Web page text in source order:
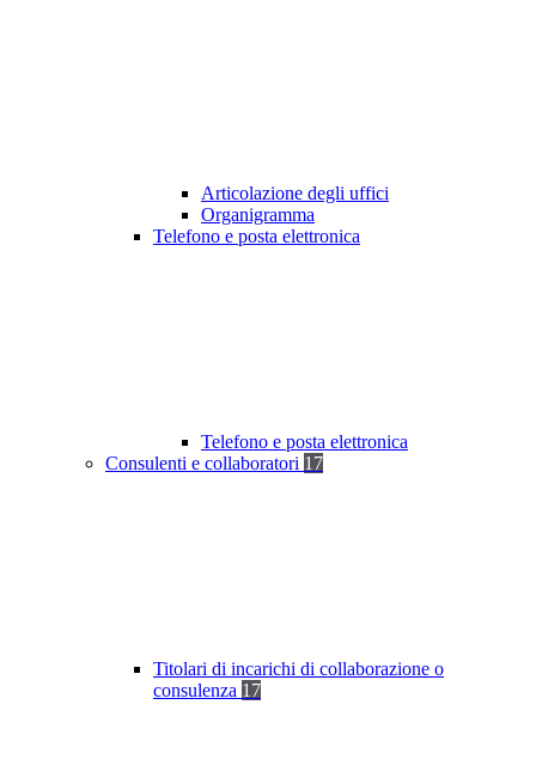
Articolazione degli uffici
Organigramma
Telefono e posta elettronica
Telefono e posta elettronica
Consulenti e collaboratori 17
Titolari di incarichi di collaborazione o
consulenza 17